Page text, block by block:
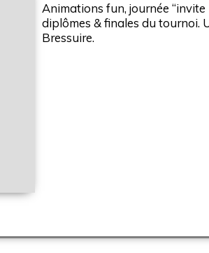
Animations fun, journée
diplômes & finales du tournoi.
Bressuire.